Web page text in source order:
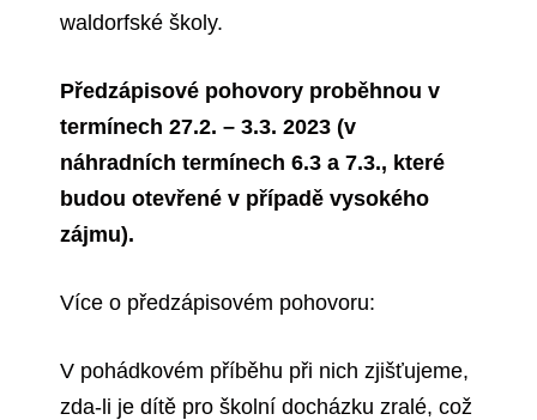
waldorfské školy.
Předzápisové pohovory proběhnou v
termínech 27.2. – 3.3. 2023 (v
náhradních termínech 6.3 a 7.3., které
budou otevřené v případě vysokého
zájmu).
Více o předzápisovém pohovoru:
V pohádkovém příběhu při nich zjišťujeme,
zda-li je dítě pro školní docházku zralé, což